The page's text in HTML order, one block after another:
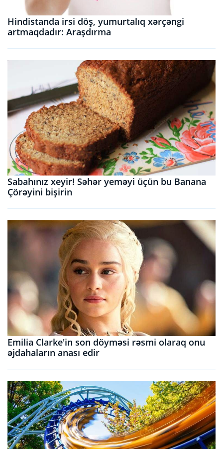
Hindistanda irsi döş, yumurtalıq xərçəngi
artmaqdadır: Araşdırma
Sabahınız xeyir! Səhər yeməyi üçün bu Banana
Çörəyini bişirin
Emilia Clarke'in son döyməsi rəsmi olaraq onu
əjdahaların anası edir